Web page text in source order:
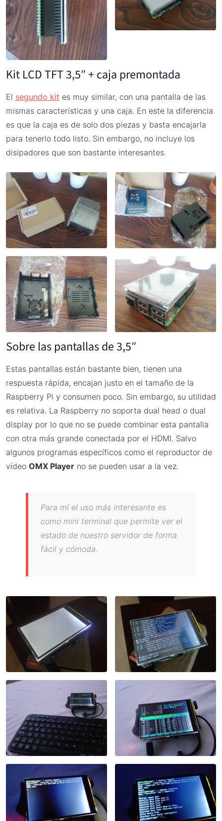
Kit LCD TFT 3,5″ + caja premontada
El segundo kit es muy similar, con una pantalla de las
mismas características y una caja. En este la diferencia
es que la caja es de solo dos piezas y basta encajarla
para tenerlo todo listo. Sin embargo, no incluye los
disipadores que son bastante interesantes.
Sobre las pantallas de 3,5″
Estas pantallas están bastante bien, tienen una
respuesta rápida, encajan justo en el tamaño de la
Raspberry Pi y consumen poco. Sin embargo, su utilidad
es relativa. La Raspberry no soporta dual head o dual
display por lo que no se puede combinar esta pantalla
con otra más grande conectada por el HDMI. Salvo
algunos programas específicos como el reproductor de
vídeo OMX Player no se pueden usar a la vez.
Para mí el uso más interesante es
como mini terminal que permite ver el
estado de nuestro servidor de forma
fácil y cómoda.